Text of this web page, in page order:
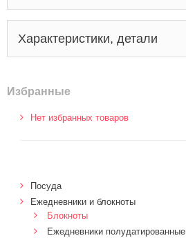
Характеристики, детали
Избранные
Нет избранных товаров
Посуда
Ежедневники и блокноты
Блокноты
Ежедневники полудатированные